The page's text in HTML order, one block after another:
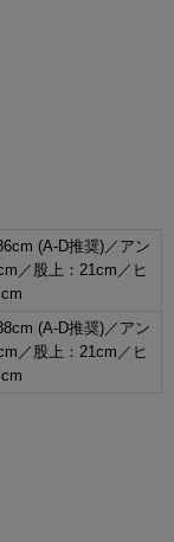
(A-D推奨)／アン
／股上：21cm／ヒ
(A-D推奨)／アン
／股上：21cm／ヒ